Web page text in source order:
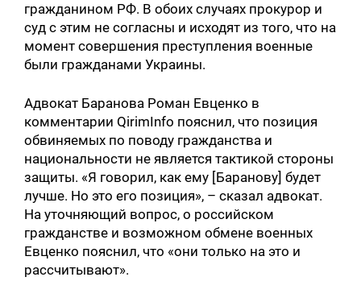
гражданином РФ. В обоих случаях прокурор и
суд с этим не согласны и исходят из того, что на
момент совершения преступления военные
были гражданами Украины.
Адвокат Баранова Роман Евценко в
комментарии QirimInfo пояснил, что позиция
обвиняемых по поводу гражданства и
национальности не является тактикой стороны
защиты. «Я говорил, как ему [Баранову] будет
лучше. Но это его позиция», – сказал адвокат.
На уточняющий вопрос, о российском
гражданстве и возможном обмене военных
Евценко пояснил, что «они только на это и
рассчитывают».